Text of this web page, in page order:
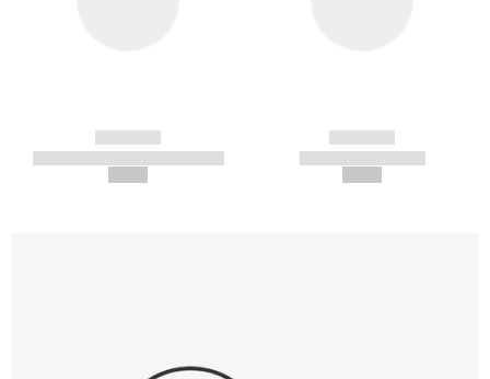
------------
----------- ----------- -----------
------------
----------- -----------